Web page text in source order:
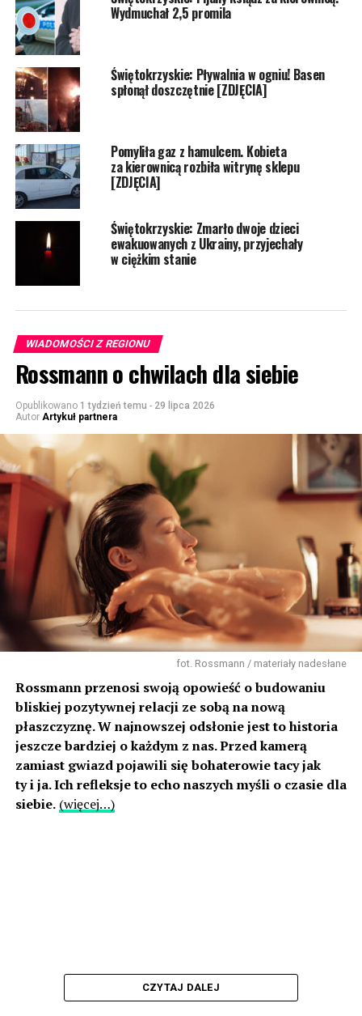
Wydmuchał 2,5 promila
Świętokrzyskie: Pływalnia w ogniu! Basen
spłonął doszczętnie [ZDJĘCIA]
Pomyliła gaz z hamulcem. Kobieta
za kierownicą rozbiła witrynę sklepu
[ZDJĘCIA]
Świętokrzyskie: Zmarło dwoje dzieci
ewakuowanych z Ukrainy, przyjechały
w ciężkim stanie
WIADOMOŚCI Z REGIONU
Rossmann o chwilach dla siebie
Opublikowano 1 tydzień temu - 29 lipca 2026
Autor Artykuł partnera
fot. Rossmann / materiały nadesłane
Rossmann przenosi swoją opowieść o budowaniu
bliskiej pozytywnej relacji ze sobą na nową
płaszczyznę. W najnowszej odsłonie jest to historia
jeszcze bardziej o każdym z nas. Przed kamerą
zamiast gwiazd pojawili się bohaterowie tacy jak
ty i ja. Ich refleksje to echo naszych myśli o czasie dla
siebie. (więcej…)
CZYTAJ DALEJ